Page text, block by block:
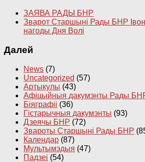
ЗАЯВА РАДЫ БНР
Зварот Старшыні Рады БНР
нагоды Дня Волі
Далей
News (7)
Uncategorized (57)
Артыкулы (43)
Афіцыйныя дакумэнты Рады
Біяграфіі (36)
Гістарычныя дакумэнты (93)
Дзеячы БНР (72)
Звароты Старшыні Рады БНР
Календар (87)
Мультымэдыя (47)
Падзеі (54)